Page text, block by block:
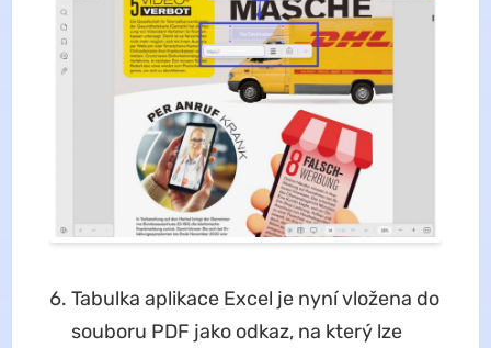
Tabulka aplikace Excel je nyní vložena do
souboru PDF jako odkaz, na který lze